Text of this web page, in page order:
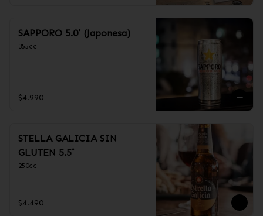
SAPPORO 5.0˚ (Japonesa)
355cc
$4.990
STELLA GALICIA SIN
GLUTEN 5.5˚
250cc
$4.490